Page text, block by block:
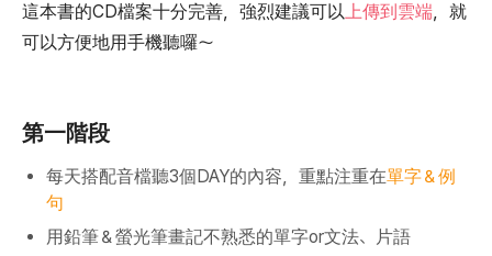
這本書的CD檔案十分完善，強烈建議可以上傳到雲端，就
可以方便地用手機聽囉～
第一階段
每天搭配音檔聽3個DAY的內容，重點注重在單字＆例
句
用鉛筆＆螢光筆畫記不熟悉的單字or文法、片語